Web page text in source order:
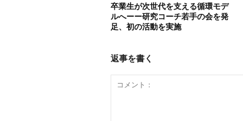
卒業生が次世代を支える循環モデ
ルへーー研究コーチ若手の会を発
足、初の活動を実施
返事を書く